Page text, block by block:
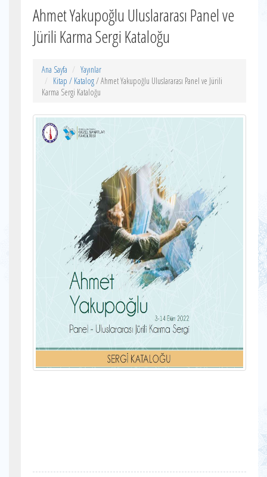
Ahmet Yakupoğlu Uluslararası Panel ve
Jürili Karma Sergi Kataloğu
Ana Sayfa
Yayınlar
Kitap / Katalog/ Ahmet Yakupoğlu Uluslararası Panel ve Jürili
Karma Sergi Kataloğu